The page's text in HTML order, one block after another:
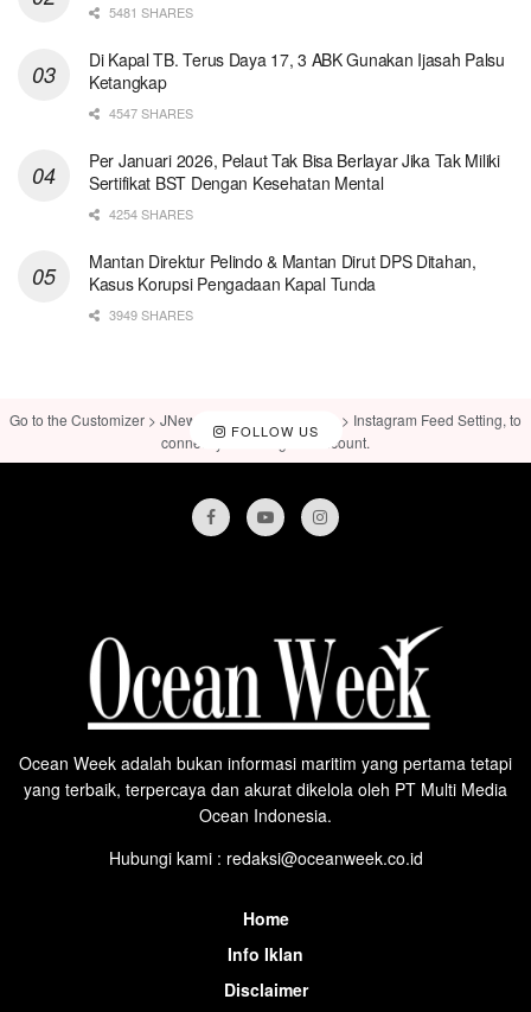
5481 SHARES
Di Kapal TB. Terus Daya 17, 3 ABK Gunakan Ijasah Palsu
Ketangkap
4547 SHARES
Per Januari 2026, Pelaut Tak Bisa Berlayar Jika Tak Miliki
Sertifikat BST Dengan Kesehatan Mental
4254 SHARES
Mantan Direktur Pelindo & Mantan Dirut DPS Ditahan,
Kasus Korupsi Pengadaan Kapal Tunda
3949 SHARES
FOLLOW US
Go to the Customizer > JNews : Social, Like & View > Instagram Feed Setting, to
connect your Instagram account.
Ocean Week adalah bukan informasi maritim yang pertama tetapi
yang terbaik, terpercaya dan akurat dikelola oleh PT Multi Media
Ocean Indonesia.
Hubungi kami : redaksi@oceanweek.co.id
Home
Info Iklan
Disclaimer